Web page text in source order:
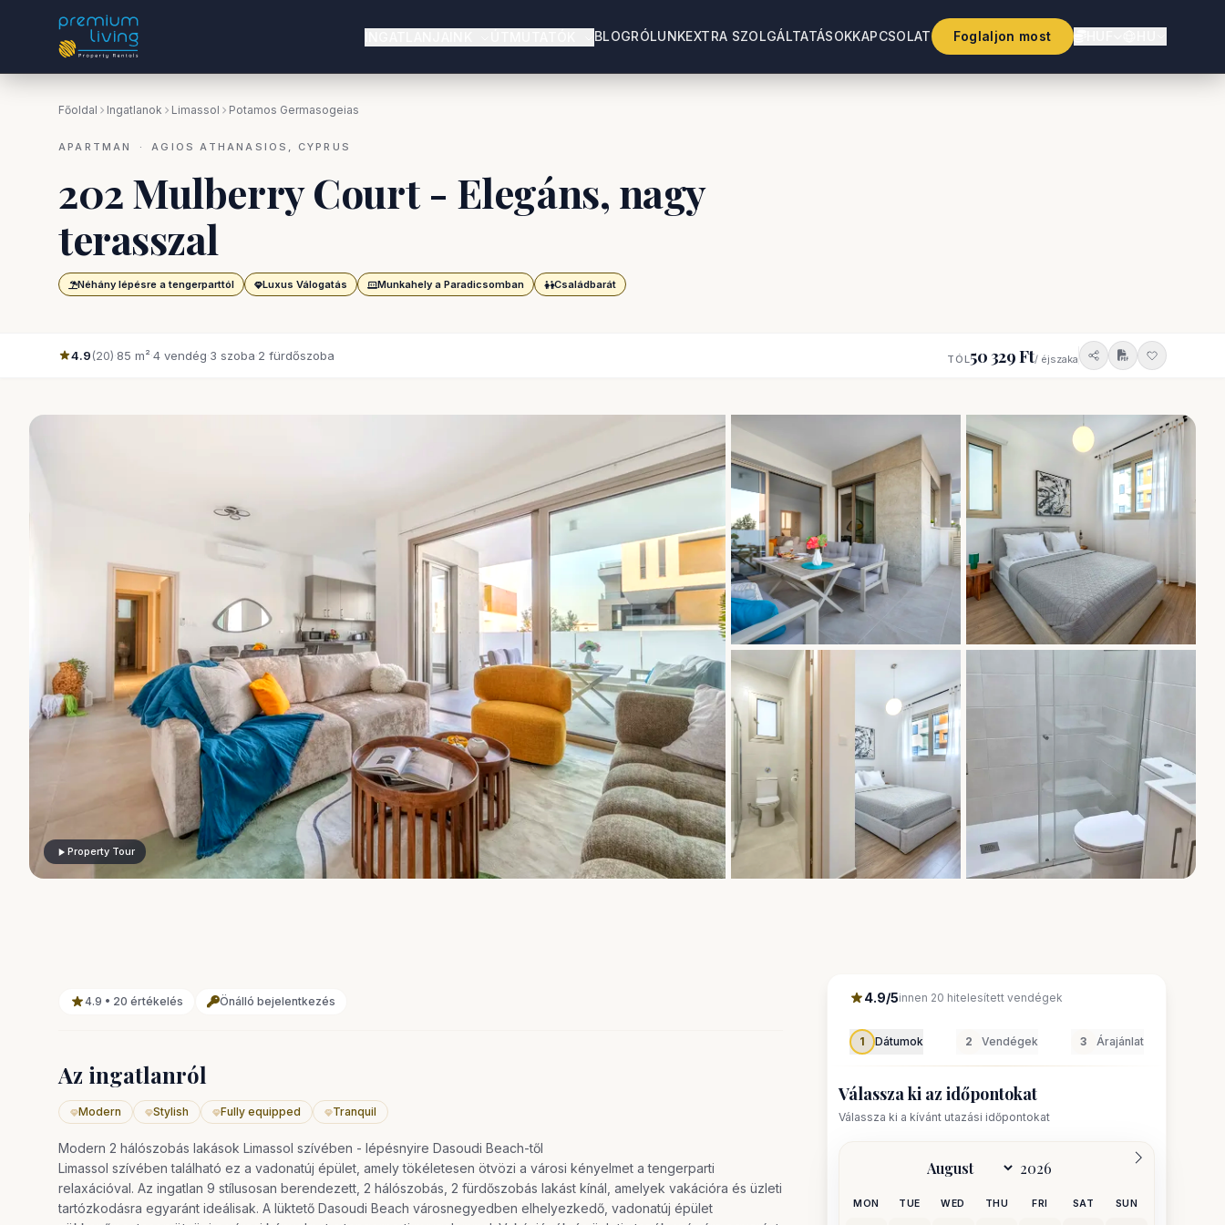
BLOGRÓLUNKEXTRA SZOLGÁLTATÁSOKKAPCSOLAT Foglaljon most
Főoldal Ingatlanok Limassol Potamos Germasogeias
APARTMAN · AGIOS ATHANASIOS, CYPRUS
202 Mulberry Court - Elegáns, nagy
terasszal
Néhány lépésre a tengerparttól Luxus Válogatás Munkahely a Paradicsomban Családbarát
4.9(20)·85 m²·4 vendég·3 szoba·2 fürdőszoba TÓL 50 329 Ft/ éjszaka
Property Tour
4.9 • 20 értékelés Önálló bejelentkezés
Az ingatlanról
Modern Stylish Fully equipped Tranquil
Modern 2 hálószobás lakások Limassol szívében - lépésnyire Dasoudi Beach-től
Limassol szívében található ez a vadonatúj épület, amely tökéletesen ötvözi a városi kényelmet a tengerparti
relaxációval. Az ingatlan 9 stílusosan berendezett, 2 hálószobás, 2 fürdőszobás lakást kínál, amelyek vakációra és üzleti
tartózkodásra egyaránt ideálisak. A lüktető Dasoudi Beach városnegyedben elhelyezkedő, vadonatúj épület
4.9/5innen 20 hitelesített vendégek
1 Dátumok 2 Vendégek 3 Árajánlat
Válassza ki az időpontokat
Válassza ki a kívánt utazási időpontokat
MON TUE WED THU FRI SAT SUN